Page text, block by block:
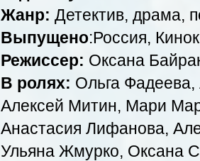
Жанр: Детектив, драма,
Выпущено:Россия,
Режиссер: Оксана
В ролях: Ольга
Алексей Митин, Мари
Анастасия Лифанова,
Ульяна Жмурко, Оксана